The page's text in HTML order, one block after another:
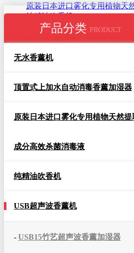
原装日本进口雾化专用植物天
纯精油吹香机
USB超声波香薰机
智能触屏蓝牙音乐遥控香薰加
配件
用途
合作伙伴
新闻中心
公司动态
认识雅洛特
产品分类 PRODUCT
无水香薰机
顶置式上加水自动消毒香薰加湿器
原装日本进口雾化专用植物天然提
成分高效杀菌消毒液
纯精油吹香机
USB超声波香薰机
- USB15竹艺超声波香薰加湿器